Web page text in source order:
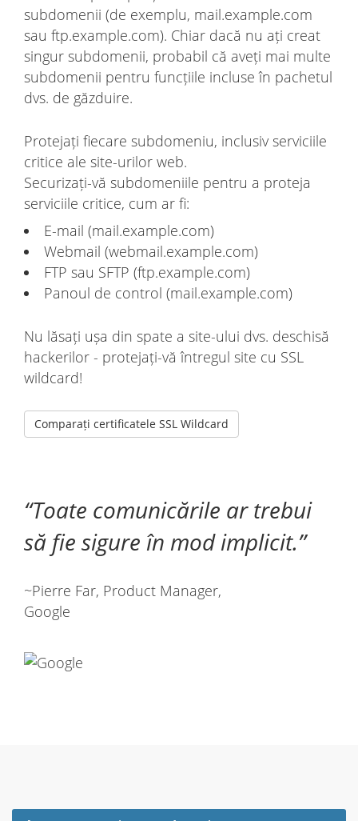
subdomenii (de exemplu, mail.example.com
sau ftp.example.com). Chiar dacă nu ați creat
singur subdomenii, probabil că aveți mai multe
subdomenii pentru funcțiile incluse în pachetul
dvs. de găzduire.
Protejați fiecare subdomeniu, inclusiv serviciile
critice ale site-urilor web.
Securizați-vă subdomeniile pentru a proteja
serviciile critice, cum ar fi:
E-mail (mail.example.com)
Webmail (webmail.example.com)
FTP sau SFTP (ftp.example.com)
Panoul de control (mail.example.com)
Nu lăsați ușa din spate a site-ului dvs. deschisă
hackerilor - protejați-vă întregul site cu SSL
wildcard!
Comparați certificatele SSL Wildcard
Toate comunicările ar trebui
să fie sigure în mod implicit.
~Pierre Far, Product Manager,
Google